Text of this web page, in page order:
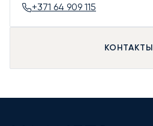
+371 64 909 115
КОНТАКТЫ